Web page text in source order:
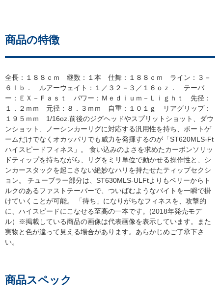
商品の特徴
全長：１８８ｃｍ 継数：１本 仕舞：１８８ｃｍ ライン：３－
６ｌｂ． ルアーウェイト：１／３２－３／１６ｏｚ． テーパ
ー：ＥＸ－Ｆａｓｔ パワー：Ｍｅｄｉｕｍ－Ｌｉｇｈｔ 先径：
１．２ｍｍ 元径：８．３ｍｍ 自重：１０１ｇ リアグリップ：
１９５ｍｍ 1/16oz.前後のジグヘッドやスプリットショット、ダウ
ンショット、ノーシンカーリグに対応する汎用性を持ち、ボートゲ
ームだけでなくオカッパリでも威力を発揮するのが「ST620MLS-Ft
ハイスピードフィネス」。 食い込みのよさを求めたカーボンソリッ
ドティップを持ちながら、リグをミリ単位で動かせる操作性と、シ
ンカースタックを起こさない絶妙なハリを持たせたティップセクシ
ョン。 チューブラー部分は、ST630MLS-ULFtよりもベリーからト
ルクのあるファストテーパーで、ついばむようなバイトを一瞬で掛
けていくことが可能。 「待ち」になりがちなフィネスを、攻撃的
に、ハイスピードにこなせる至高の一本です。(2018年発売モデ
ル）※掲載している商品の画像は代表画像を表示しています。また
実物と色が違って見える場合があります。あらかじめご了承下さ
い。
商品スペック